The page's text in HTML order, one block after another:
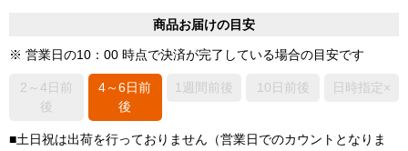
商品お届けの目安
※ 営業日の10：00 時点で決済が完了している場合の目安です
2～4日前
後
4～6日前
後
1週間前後 10日前後 日時指定×
■土日祝は出荷を行っておりません（営業日でのカウントとなりま